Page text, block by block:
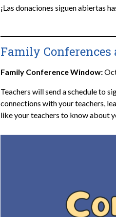
¡Las donaciones siguen abiertas
Family Conferences
Family Conference Window:
Teachers will send a schedule to
connections with your teachers,
like your teachers to know about